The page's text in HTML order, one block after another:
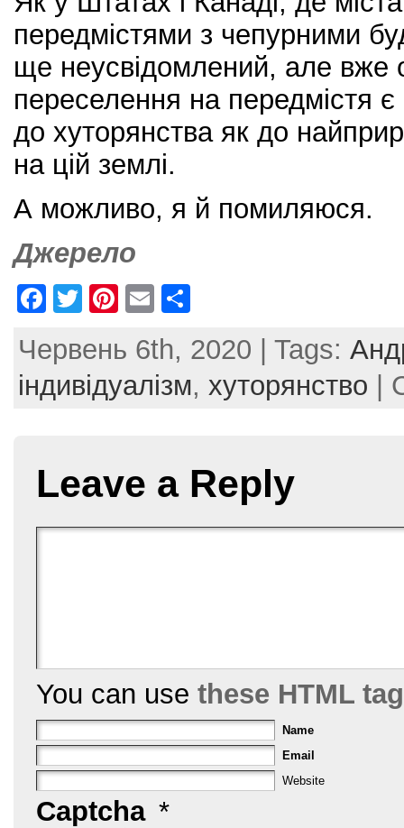
передмістями з чепурними
ще неусвідомлений, але вже
переселення на передмістя
до хуторянства як до
на цій землі.
А можливо, я й помиляюся.
Джерело
F
c
e
o
k
T
itt
er
Pi
er
e
E
ai
l
ar
e
Червень 6th, 2020 | Tags:
індивідуалізм, хуторянство |
Leave a Reply
You can use these HTML
Name
Email
Website
Captcha *